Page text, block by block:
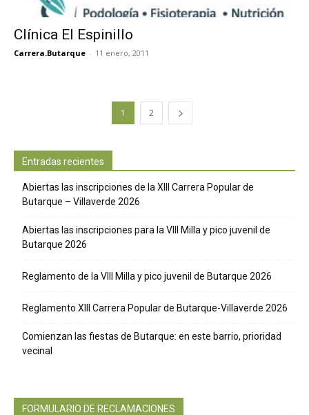
Clínica El Espinillo
Carrera.Butarque - 11 enero, 2011
1 2
Entradas recientes
Abiertas las inscripciones de la XIII Carrera Popular de
Butarque – Villaverde 2026
Abiertas las inscripciones para la VIII Milla y pico juvenil de
Butarque 2026
Reglamento de la VIII Milla y pico juvenil de Butarque 2026
Reglamento XIII Carrera Popular de Butarque-Villaverde 2026
Comienzan las fiestas de Butarque: en este barrio, prioridad
vecinal
FORMULARIO DE RECLAMACIONES